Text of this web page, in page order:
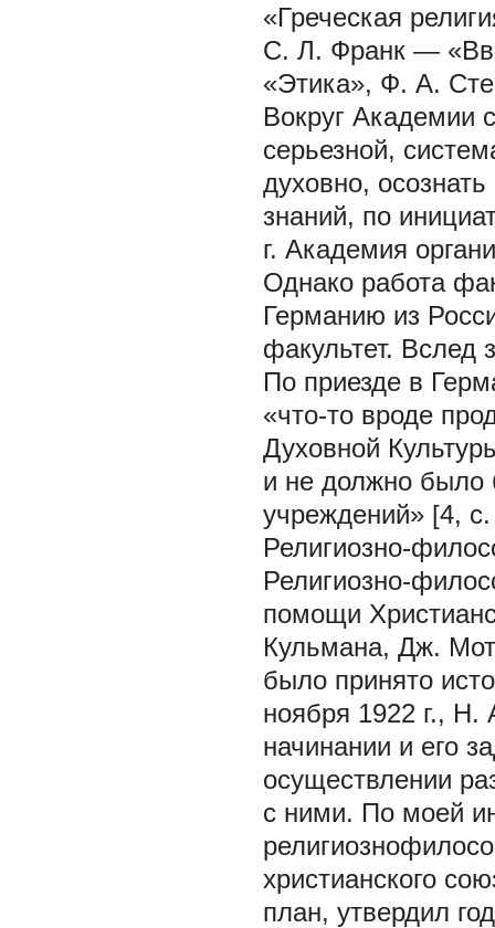
«Греческая
С. Л. Франк —
«Этика», Ф. А.
Вокруг Академии
серьезной,
духовно,
знаний, по
г. Академия
Однако работа
Германию из
факультет.
По приезде в
«что-то вроде
Духовной
и не должно было
учреждений» [4,
Религиозно-
Религиозно-
помощи
Кульмана, Дж.
было принято
ноября 1922 г.,
начинании и его
осуществлении
с ними. По моей
христианского
план, утвердил